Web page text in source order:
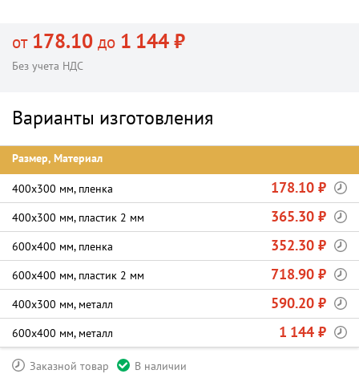
от178.10 до 1 144 ₽
Без учета НДС
Варианты изготовления
Размер, Материал
400х300 мм, пленка 178.10 ₽
400х300 мм, пластик 2 мм 365.30 ₽
600х400 мм, пленка 352.30 ₽
600х400 мм, пластик 2 мм 718.90 ₽
400х300 мм, металл 590.20 ₽
600х400 мм, металл 1 144 ₽
Заказной товар В наличии